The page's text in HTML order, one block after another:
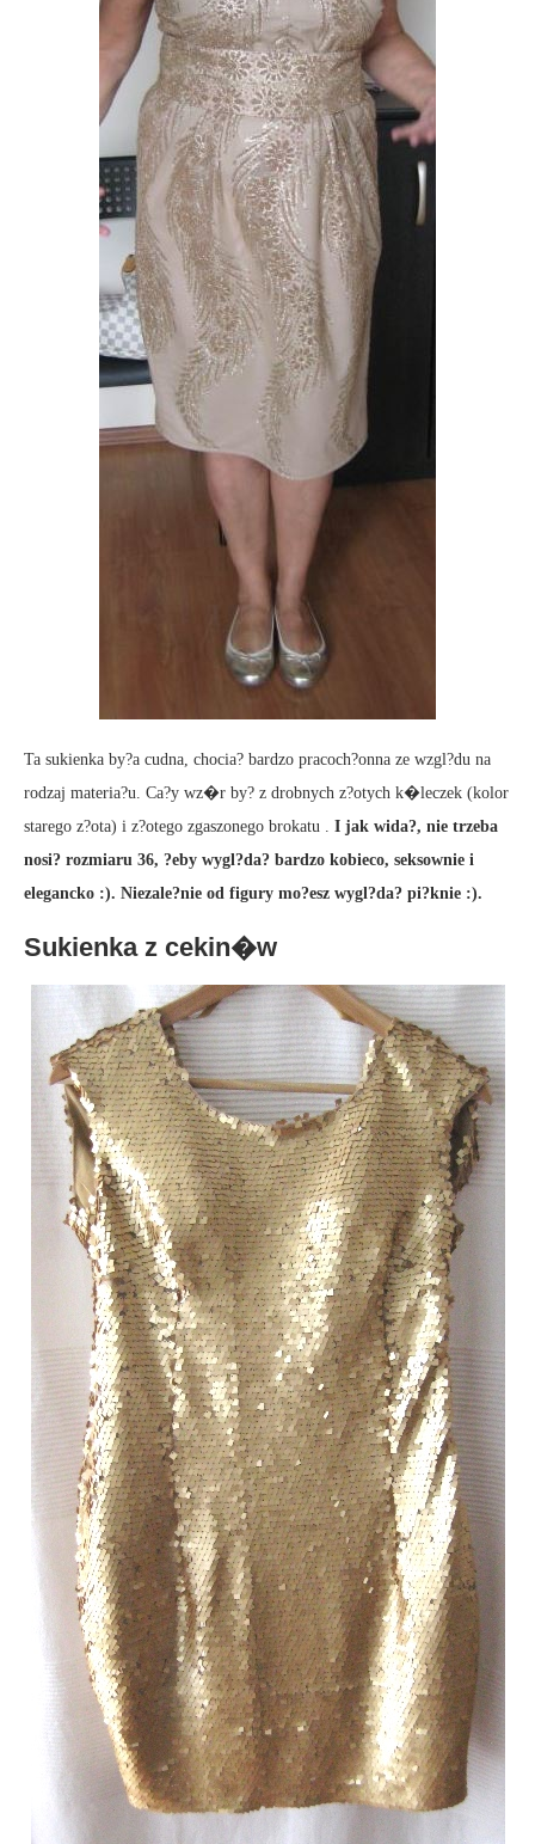
Ta sukienka by?a cudna, chocia? bardzo pracoch?onna ze wzgl?du na
rodzaj materia?u. Ca?y wz�r by? z drobnych z?otych k�leczek (kolor
starego z?ota) i z?otego zgaszonego brokatu . I jak wida?, nie trzeba
nosi? rozmiaru 36, ?eby wygl?da? bardzo kobieco, seksownie i
elegancko :). Niezale?nie od figury mo?esz wygl?da? pi?knie :).
Sukienka z cekin�w